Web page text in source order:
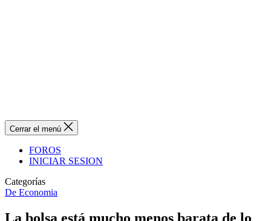
Cerrar el menú
FOROS
INICIAR SESION
Categorías
De Economia